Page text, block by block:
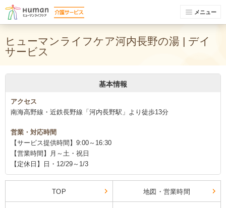
メニュー
ヒューマンライフケア河内長野の湯 | デイ
サービス
基本情報
アクセス
南海高野線・近鉄長野線「河内長野駅」より徒歩13分
営業・対応時間
【サービス提供時間】9:00～16:30
【営業時間】月～土・祝日
【定休日】日・12/29～1/3
TOP 地図・営業時間